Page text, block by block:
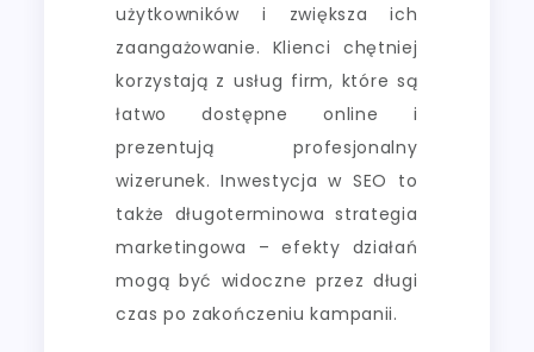
użytkowników i zwiększa ich
zaangażowanie. Klienci chętniej
korzystają z usług firm, które są
łatwo dostępne online i
prezentują profesjonalny
wizerunek. Inwestycja w SEO to
także długoterminowa strategia
marketingowa – efekty działań
mogą być widoczne przez długi
czas po zakończeniu kampanii.